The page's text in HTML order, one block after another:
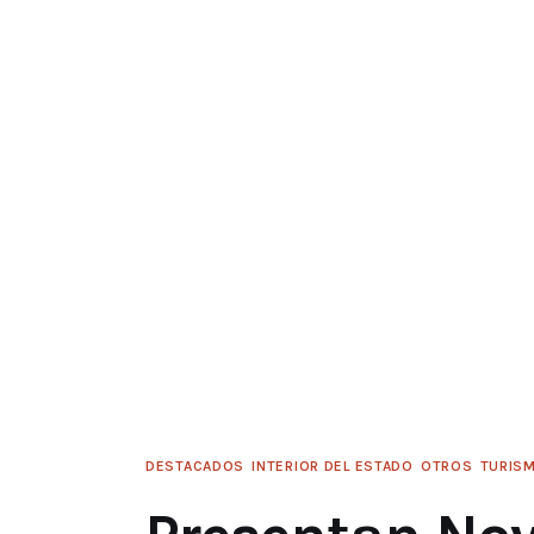
DESTACADOS INTERIOR DEL ESTADO OTROS